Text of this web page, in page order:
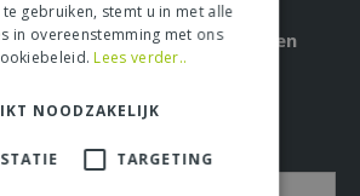
leukste acties, aanbiedingen en
onze nieuwsbrief!
gebruiken, stemt u in met alle
in overeenstemming met ons
Lees verder..
NOODZAKELIJK
TARGETING